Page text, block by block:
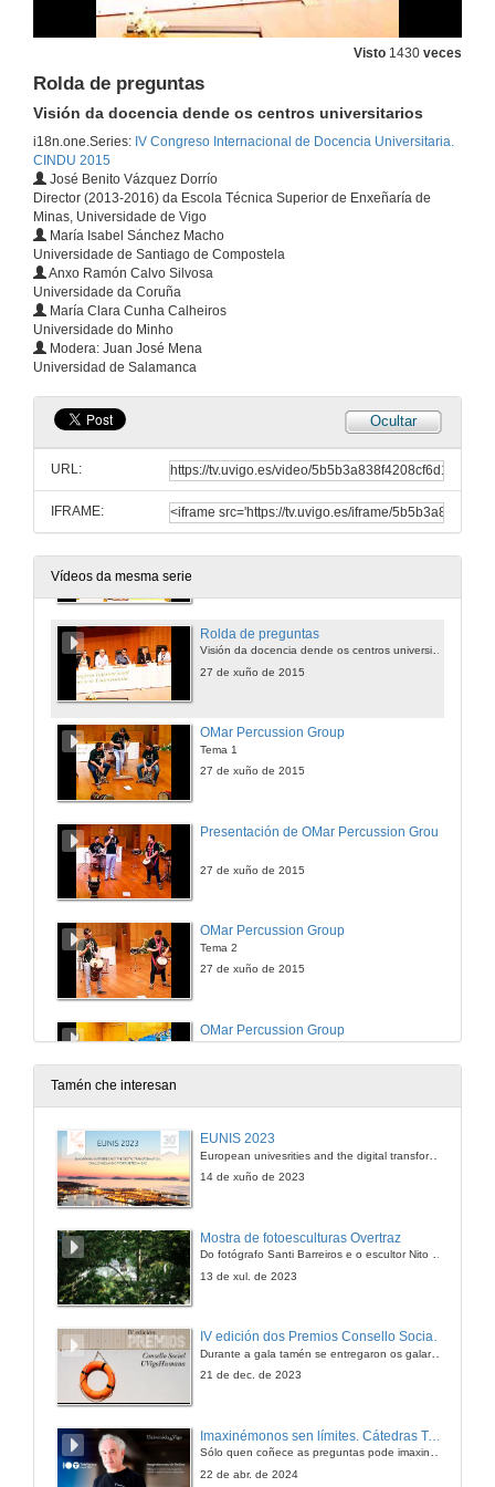
Visto 1430 veces
Rolda de preguntas
Visión da docencia dende os centros universitarios
i18n.one.Series: IV Congreso Internacional de Docencia Universitaria.
CINDU 2015
José Benito Vázquez Dorrío
Director (2013-2016) da Escola Técnica Superior de Enxeñaría de
Minas, Universidade de Vigo
María Isabel Sánchez Macho
Universidade de Santiago de Compostela
Anxo Ramón Calvo Silvosa
Universidade da Coruña
María Clara Cunha Calheiros
Universidade do Minho
Modera: Juan José Mena
Universidad de Salamanca
Ocultar
URL:
IFRAME:
Vídeos da mesma serie
Visión da docencia dende os centros universitarios
27 de xuño de 2015
Visión da docencia dende os centros universitarios
27 de xuño de 2015
Intervención de Anxo Ramón Calvo Silvosa
27 de xuño de 2015
Intervención de María Isabel Sánchez Macho
Visión da docencia dende os centros universitarios
Intervención de José Benito Vázquez Dorrío
27 de xuño de 2015
Visión da docencia dende os centros universitarios
Rolda de preguntas
Visión da docencia dende os centros universitarios
27 de xuño de 2015
OMar Percussion Group
Tema 1
27 de xuño de 2015
Presentación de OMar Percussion Group
27 de xuño de 2015
OMar Percussion Group
Tema 2
27 de xuño de 2015
OMar Percussion Group
Tema 3
27 de xuño de 2015
Tema 4
Tema 5
OMar Percussion Group
Tema 6
Tema 7
Tamén che interesan
EUNIS 2023
European univesrities and the digital transformation: challenges and opportunities ahead
14 de xuño de 2023
Mostra de fotoesculturas Overtraz
Do fotógrafo Santi Barreiros e o escultor Nito Contreras.
13 de xul. de 2023
IV edición dos Premios Consello Social UVigo Humana
Durante a gala tamén se entregaron os galardóns aos mellores TFG e TFM en materia de Axenda 2030
21 de dec. de 2023
Imaxinémonos sen límites. Cátedras Telefónica
Sólo quen coñece as preguntas pode imaxinar novas respostas
22 de abr. de 2024